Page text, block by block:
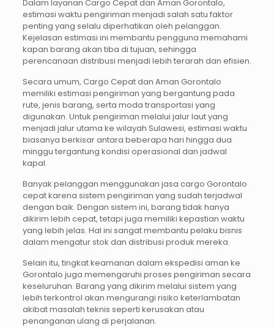
Dalam layanan Cargo Cepat dan Aman Gorontalo,
estimasi waktu pengiriman menjadi salah satu faktor
penting yang selalu diperhatikan oleh pelanggan.
Kejelasan estimasi ini membantu pengguna memahami
kapan barang akan tiba di tujuan, sehingga
perencanaan distribusi menjadi lebih terarah dan efisien.
Secara umum, Cargo Cepat dan Aman Gorontalo
memiliki estimasi pengiriman yang bergantung pada
rute, jenis barang, serta moda transportasi yang
digunakan. Untuk pengiriman melalui jalur laut yang
menjadi jalur utama ke wilayah Sulawesi, estimasi waktu
biasanya berkisar antara beberapa hari hingga dua
minggu tergantung kondisi operasional dan jadwal
kapal.
Banyak pelanggan menggunakan jasa cargo Gorontalo
cepat karena sistem pengiriman yang sudah terjadwal
dengan baik. Dengan sistem ini, barang tidak hanya
dikirim lebih cepat, tetapi juga memiliki kepastian waktu
yang lebih jelas. Hal ini sangat membantu pelaku bisnis
dalam mengatur stok dan distribusi produk mereka.
Selain itu, tingkat keamanan dalam ekspedisi aman ke
Gorontalo juga memengaruhi proses pengiriman secara
keseluruhan. Barang yang dikirim melalui sistem yang
lebih terkontrol akan mengurangi risiko keterlambatan
akibat masalah teknis seperti kerusakan atau
penanganan ulang di perjalanan.